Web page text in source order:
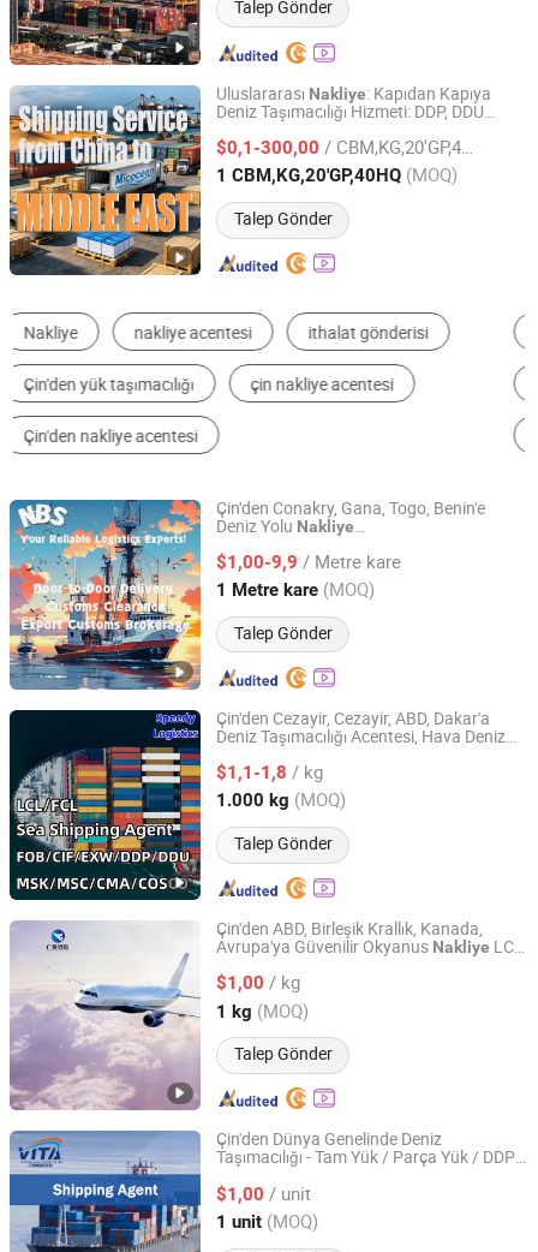
Talep Gönder
Uluslararası Nakliye: Kapıdan Kapıya
Deniz Taşımacılığı Hizmeti: DDP, DDU
Afrika, Avrupa/ABD Deniz Taşımacılığı
$0,1-300,00 / CBM,KG,20'GP,40HQ
1 CBM,KG,20'GP,40HQ (MOQ)
Talep Gönder
Micocean Int'l Logistics (Shenzhen) Co., Ltd.
Guangdong, China Fiyat 2020
Deniz Taşımacılığı Yükleme Acenteleri
Hava Taşımacılığı Demiryolu Taşımacılığı
Ekspres Teslimat
Çin'den Conakry, Gana, Togo, Benin'e
Deniz Yolu Nakliye
Aracısı, FCL/LCLNakliye
$1,00-9,9 / Metre kare
1 Metre kare (MOQ)
Talep Gönder
Guangzhou Nuobesi International Logistics Co., Ltd.
Guangdong, China Fiyat 2025
Çin'den Cezayir, Cezayir, ABD, Dakar'a
Deniz Taşımacılığı Acentesi, Hava Deniz
Taşımacılığı
$1,1-1,8 / kg
1.000 kg (MOQ)
Talep Gönder
SPEEDY LOGISTICS CO.LTD
Guangdong, China Fiyat 2024
Çin'den ABD, Birleşik Krallık, Kanada,
Avrupa'ya Güvenilir Okyanus Nakliye LCL
$1,00 / kg
1 kg (MOQ)
Talep Gönder
Shenzhen Guanglian Hongyun Logistics Co., Ltd.
Guangdong, China Fiyat 2021
Çin'den Dünya Genelinde Deniz
Taşımacılığı - Tam Yük / Parça Yük / DDP -
$1,00 / unit
1 unit (MOQ)
Vita International Freight Co., Ltd
Guangdong, China Fiyat 2012